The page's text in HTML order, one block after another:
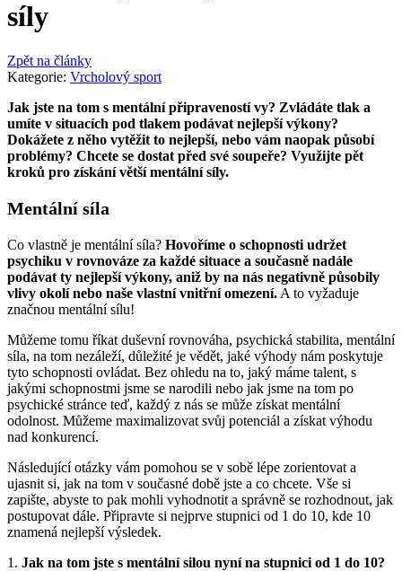
síly
Zpět na články
Kategorie: Vrcholový sport
Jak jste na tom s mentální připraveností vy? Zvládáte tlak a
umíte v situacích pod tlakem podávat nejlepší výkony?
Dokážete z něho vytěžit to nejlepší, nebo vám naopak působí
problémy? Chcete se dostat před své soupeře? Využijte pět
kroků pro získání větší mentální síly.
Mentální síla
Co vlastně je mentální síla? Hovoříme o schopnosti udržet
psychiku v rovnováze za každé situace a současně nadále
podávat ty nejlepší výkony, aniž by na nás negativně působily
vlivy okolí nebo naše vlastní vnitřní omezení. A to vyžaduje
značnou mentální sílu!
Můžeme tomu říkat duševní rovnováha, psychická stabilita, mentální
síla, na tom nezáleží, důležité je vědět, jaké výhody nám poskytuje
tyto schopnosti ovládat. Bez ohledu na to, jaký máme talent, s
jakými schopnostmi jsme se narodili nebo jak jsme na tom po
psychické stránce teď, každý z nás se může získat mentální
odolnost. Můžeme maximalizovat svůj potenciál a získat výhodu
nad konkurencí.
Následující otázky vám pomohou se v sobě lépe zorientovat a
ujasnit si, jak na tom v současné době jste a co chcete. Vše si
zapište, abyste to pak mohli vyhodnotit a správně se rozhodnout, jak
postupovat dále. Připravte si nejprve stupnici od 1 do 10, kde 10
znamená nejlepší výsledek.
1. Jak na tom jste s mentální silou nyní na stupnici od 1 do 10?